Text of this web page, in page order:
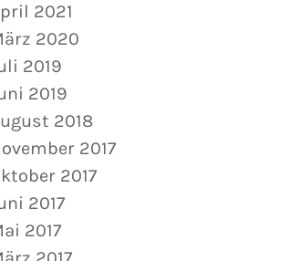
2021
2020
2019
2019
2018
2017
2017
2017
2017